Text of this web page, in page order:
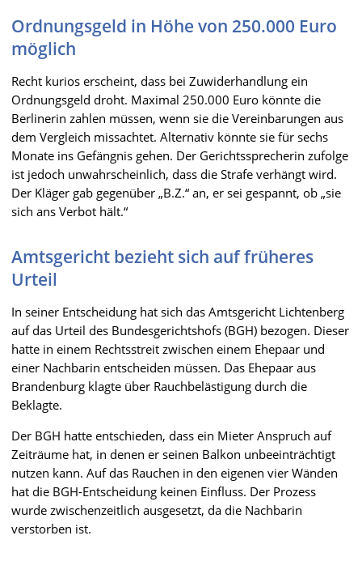
Ordnungsgeld in Höhe von 250.000 Euro
möglich
Recht kurios erscheint, dass bei Zuwiderhandlung ein
Ordnungsgeld droht. Maximal 250.000 Euro könnte die
Berlinerin zahlen müssen, wenn sie die Vereinbarungen aus
dem Vergleich missachtet. Alternativ könnte sie für sechs
Monate ins Gefängnis gehen. Der Gerichtssprecherin zufolge
ist jedoch unwahrscheinlich, dass die Strafe verhängt wird.
Der Kläger gab gegenüber „B.Z.“ an, er sei gespannt, ob „sie
sich ans Verbot hält.“
Amtsgericht bezieht sich auf früheres
Urteil
In seiner Entscheidung hat sich das Amtsgericht Lichtenberg
auf das Urteil des Bundesgerichtshofs (BGH) bezogen. Dieser
hatte in einem Rechtsstreit zwischen einem Ehepaar und
einer Nachbarin entscheiden müssen. Das Ehepaar aus
Brandenburg klagte über Rauchbelästigung durch die
Beklagte.
Der BGH hatte entschieden, dass ein Mieter Anspruch auf
Zeiträume hat, in denen er seinen Balkon unbeeinträchtigt
nutzen kann. Auf das Rauchen in den eigenen vier Wänden
hat die BGH-Entscheidung keinen Einfluss. Der Prozess
wurde zwischenzeitlich ausgesetzt, da die Nachbarin
verstorben ist.